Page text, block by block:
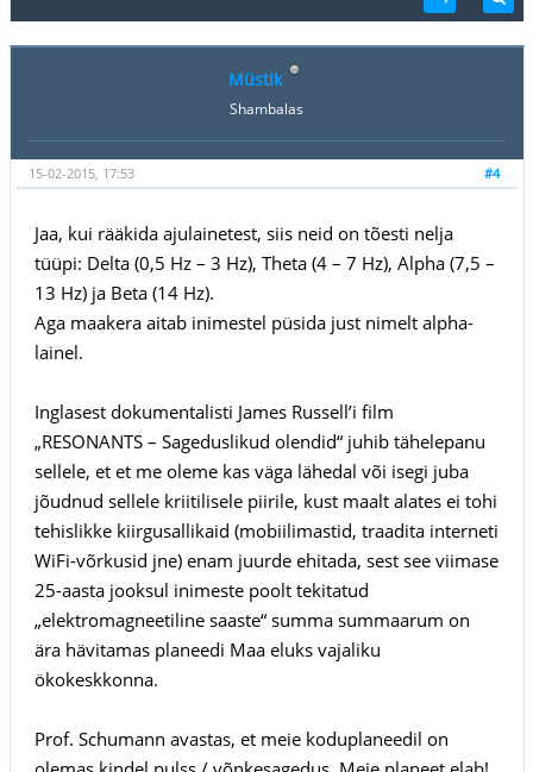
Müstik
Shambalas
#4
15-02-2015, 17:53
Jaa, kui rääkida ajulainetest, siis neid on tõesti nelja
tüüpi: Delta (0,5 Hz – 3 Hz), Theta (4 – 7 Hz), Alpha (7,5 –
13 Hz) ja Beta (14 Hz).
Aga maakera aitab inimestel püsida just nimelt alpha-
lainel.
Inglasest dokumentalisti James Russell’i film
„RESONANTS – Sageduslikud olendid“ juhib tähelepanu
sellele, et et me oleme kas väga lähedal või isegi juba
jõudnud sellele kriitilisele piirile, kust maalt alates ei tohi
tehislikke kiirgusallikaid (mobiilimastid, traadita interneti
WiFi-võrkusid jne) enam juurde ehitada, sest see viimase
25-aasta jooksul inimeste poolt tekitatud
„elektromagneetiline saaste“ summa summaarum on
ära hävitamas planeedi Maa eluks vajaliku
ökokeskkonna.
Prof. Schumann avastas, et meie koduplaneedil on